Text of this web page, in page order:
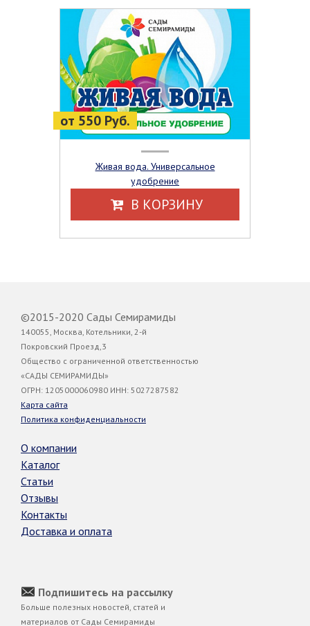
от 550 Руб.
Живая вода. Универсальное
удобрение
В КОРЗИНУ
©2015-2020 Сады Семирамиды
140055, Москва, Котельники, 2-й
Покровский Проезд,3
Общество с ограниченной ответственностью
«САДЫ СЕМИРАМИДЫ»
ОГРН: 1205000060980 ИНН: 5027287582
Карта сайта
Политика конфиденциальности
О компании
Каталог
Статьи
Отзывы
Контакты
Доставка и оплата
Подпишитесь на рассылку
Больше полезных новостей, статей и
материалов от Сады Семирамиды